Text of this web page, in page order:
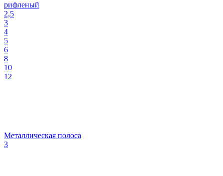
рифленый
2,5
3
4
5
6
8
10
12
Металлическая полоса
3